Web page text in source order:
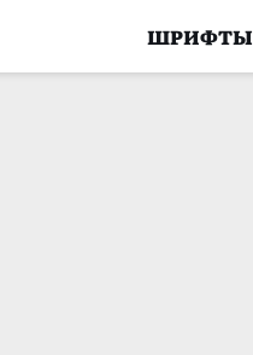
ШРИФТЫ